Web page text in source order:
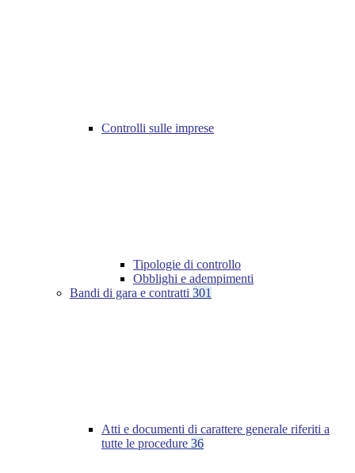
Controlli sulle imprese
Tipologie di controllo
Obblighi e adempimenti
Bandi di gara e contratti 301
Atti e documenti di carattere generale riferiti a
tutte le procedure 36